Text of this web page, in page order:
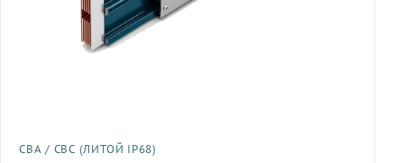
СВА / СВС (ЛИТОЙ IP68)